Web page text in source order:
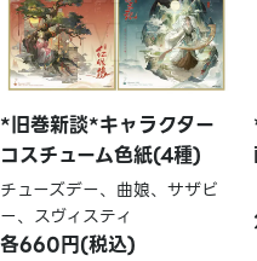
*旧巻新談*キャラクター
コスチューム色紙(4種)
チューズデー、曲娘、サザビ
ー、スヴィスティ
各660円(税込)